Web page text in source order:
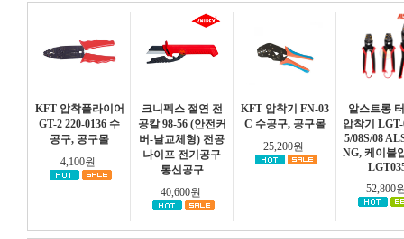
KFT 압착플라이어
GT-2 220-0136 수
공구, 공구몰
4,100원
크니펙스 절연 전
공칼 98-56 (안전커
버-날교체형) 전공
나이프 전기공구
통신공구
40,600원
KFT 압착기 FN-03
C 수공구, 공구몰
25,200원
알스트롱
압착기 LGT-
5/08S/08
NG, 케이블
52,800